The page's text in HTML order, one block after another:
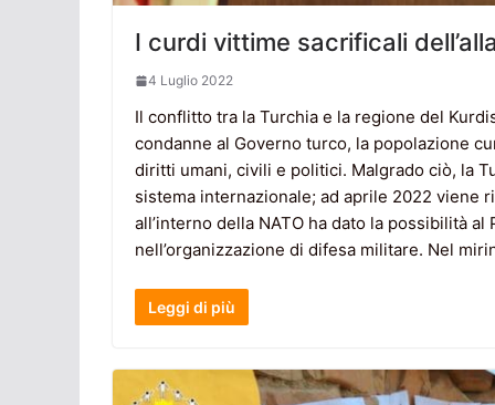
I curdi vittime sacrificali
4 Luglio 2022
Il conflitto tra la Turchia e la regione del
condanne al Governo turco, la popolazione
diritti umani, civili e politici. Malgrado ciò, la
sistema internazionale; ad aprile 2022 viene
all’interno della NATO ha dato la possibilità
nell’organizzazione di difesa militare. Nel
Leggi di più